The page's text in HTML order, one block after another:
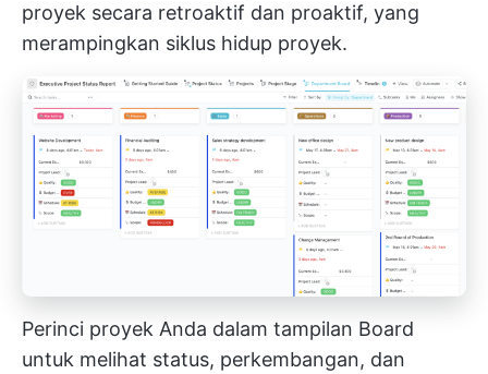
proyek secara retroaktif dan proaktif, yang
merampingkan siklus hidup proyek.
Perinci proyek Anda dalam tampilan Board
untuk melihat status, perkembangan, dan